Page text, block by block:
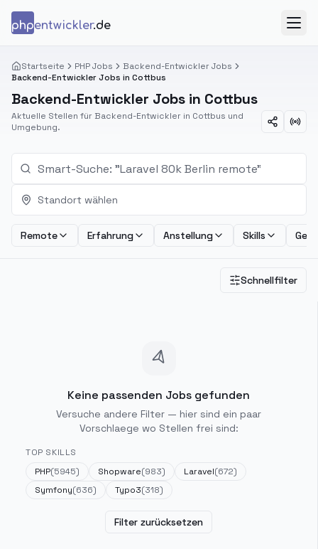
phpentwickler.de
Startseite PHP Jobs
Backend-Entwickler Jobs
Backend-Entwickler Jobs in Cottbus
Backend-Entwickler Jobs in Cottbus
Aktuelle Stellen für Backend-Entwickler in Cottbus und
Umgebung.
Standort wählen
Remote Erfahrung Anstellung Skills
Schnellfilter
Keine passenden Jobs gefunden
Versuche andere Filter — hier sind ein paar
Vorschlaege wo Stellen frei sind:
TOP SKILLS
PHP(5945) Shopware(983) Laravel(672)
Symfony(636) Typo3(318)
Filter zurücksetzen